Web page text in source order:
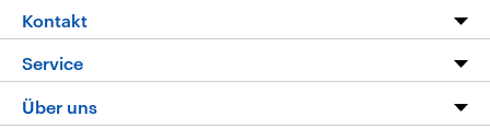
Die Nachrichten
Nachrichtenleicht
Neue Beiträge auf dlf.de
Livestream
Podcasts
Deutschlandfunk App
Kontakt
Hörerservice
Service
FAQ
Über uns